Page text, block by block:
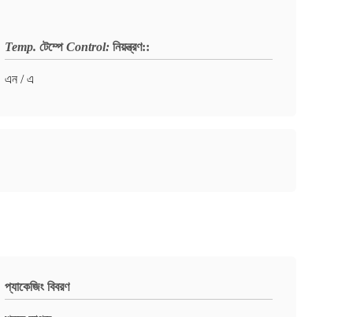
Temp. টেম্পে Control: নিয়ন্ত্রণ::
এন / এ
প্যাকেজিং বিবরণ